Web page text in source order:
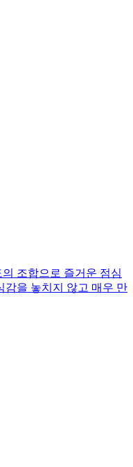
조합으로 즐거운 점심
감을 놓치지 않고 매우 만